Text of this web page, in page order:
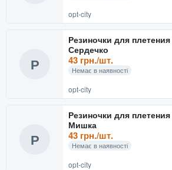
opt-city
Р
Резиночки для
Сердечко
43 грн./шт.
Немає в наявності
opt-city
Р
Резиночки для
Мишка
43 грн./шт.
Немає в наявності
opt-city